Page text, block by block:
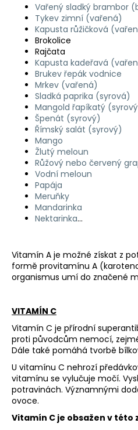
Vařený sladký brambor
Tykev zimní (vařená)
Kapusta růžičková
Brokolice
Rajčata
Kapusta kadeřavá
Brukev řepák vodnice
Mrkev (vařená)
Sladká paprika (syrová)
Mangold řapíkatý
Špenát (syrový)
Římský salát (syrový)
Mango
Žlutý meloun
Růžový nebo červený
Vodní meloun
Papája
Meruňky
Mandarinka
Nektarinka…
Vitamín A je možné získat z
formě provitamínu A
organismus umí do značené
VITAMÍN C
Vitamín C je přírodní
proti původcům nemocí,
Dále také pomáhá tvorbě
U vitamínu C nehrozí
vitamínu se vylučuje močí.
potravinách. Významnými
ovoce.
Vitamín C je obsažen v této